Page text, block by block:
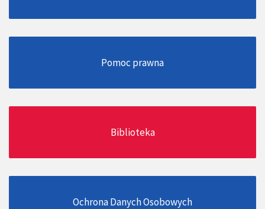
Pomoc prawna
Biblioteka
Ochrona Danych Osobowych